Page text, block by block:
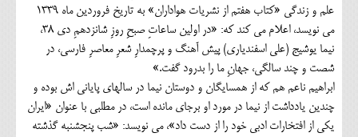
علم و زندگي «كتاب هفتم از نشريات هواداران» به تاریخ فروردين ماه 1339
می نویسد، اعلام می کند که: «در اولين ساعاتِ صبحِ روزِ شانزدهمِ دي 38،
نيما يوشيج (علي اسفندياري) پيش آهنگ و پرچمدارِ شعرِ معاصرِ فارسي، در
شصت و چند سالگي، جهانِ ما را بدرود گفت.»
ابراهیم ناعم هم که از همسایگان و دوستان نیما در سالهای پایانی اش بوده و
چندین یادداشت از نیما در مورد او برجای مانده است، در مطلبی با عنوان «ایران
یکی از افتخارات ادبی خود را از دست داد»، می نویسد: «شب پنجشنبه گذشته